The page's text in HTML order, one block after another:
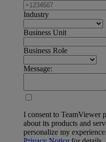
Industry
Business Unit
Business Role
Message:
I consent to TeamViewer
about its products and
personalize my